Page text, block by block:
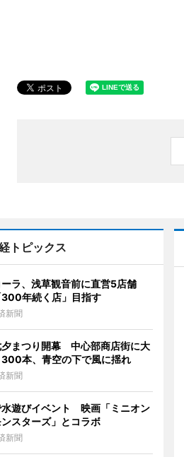
トピックス
ラ、浅草観音前に直営5店舗
年続く店」目指す
新聞
夕まつり開幕 中心部商店街に大
本、青空の下で風に揺れ
新聞
水遊びイベント 映画「ミニオン
スターズ」とコラボ
新聞